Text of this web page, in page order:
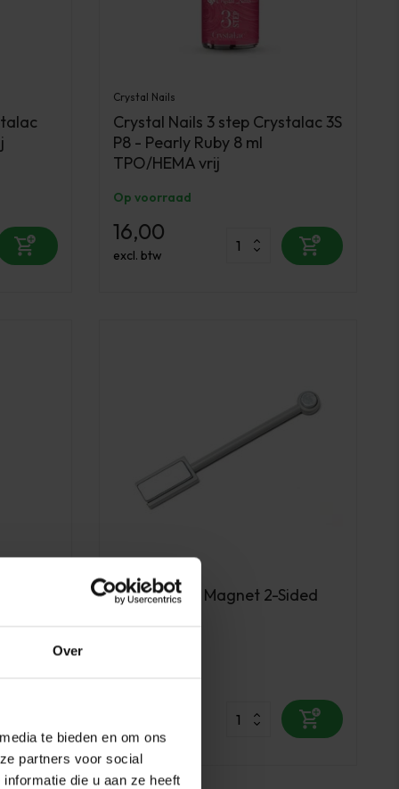
Over
te bieden en om ons
partners voor social
die u aan ze heeft
Crystal Nails
Crystal Nails 3 step Crystalac 3S
P8 - Pearly Ruby 8 ml
TPO/HEMA vrij
Op voorraad
16,00
excl. btw
PBP Cat Eye Magnet 2-Sided